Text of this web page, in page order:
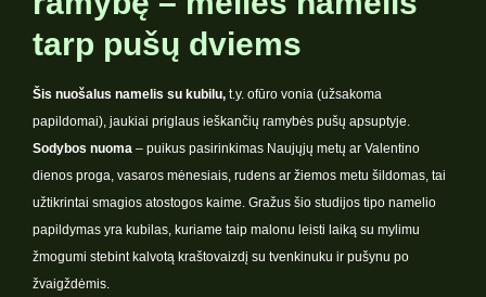
tarp pušų dviems
Šis nuošalus namelis su kubilu, t.y. ofūro vonia (užsakoma
papildomai), jaukiai priglaus ieškančių ramybės pušų apsuptyje.
Sodybos nuoma – puikus pasirinkimas Naujųjų metų ar Valentino
dienos proga, vasaros mėnesiais, rudens ar žiemos metu šildomas, tai
užtikrintai smagios atostogos kaime. Gražus šio studijos tipo namelio
papildymas yra kubilas, kuriame taip malonu leisti laiką su mylimu
žmogumi stebint kalvotą kraštovaizdį su tvenkinuku ir pušynu po
žvaigždėmis.